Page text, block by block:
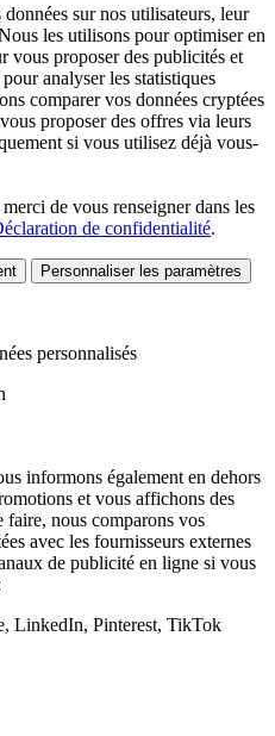
sur nos utilisateurs, leur
les utilisons pour optimiser en
vous proposer des publicités et
analyser les statistiques
comparer vos données cryptées
proposer des offres via leurs
si vous utilisez déjà vous-
de vous renseigner dans les
de confidentialité.
Personnaliser les paramètres
personnalisés
informons également en dehors
et vous affichons des
faire, nous comparons vos
avec les fournisseurs externes
de publicité en ligne si vous
LinkedIn, Pinterest, TikTok